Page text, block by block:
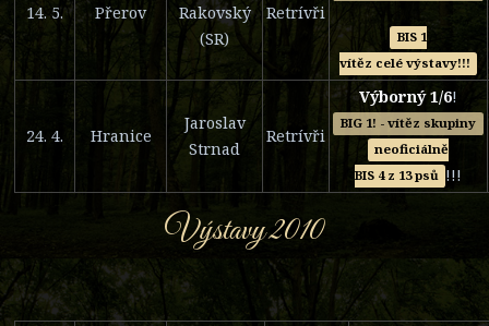
14. 5. Přerov
Rakovský
(SR)
Retrívři
BIS 1
vítěz celé výstavy!!!
24. 4. Hranice
Jaroslav
Strnad
Retrívři
Výborný 1/6!
BIG 1! - vítěz skupiny
neoficiálně
BIS 4 z 13 psů !!!
Výstavy 2010